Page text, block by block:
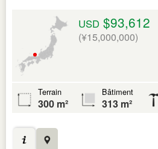
USD $93,612
(¥15,000,000)
Terrain
300 m²
Bâtiment
313 m²